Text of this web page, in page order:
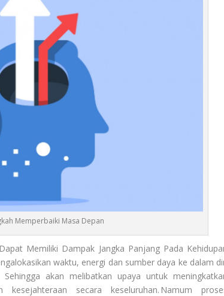
Memperbaiki Masa Depan
Memiliki Dampak Jangka Panjang Pada
waktu, energi dan sumber daya ke dalam
akan melibatkan upaya untuk
secara keseluruhan. Namum